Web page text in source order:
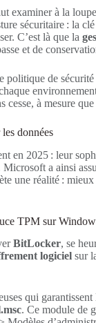
examiner à la
sécuritaire : la
C’est là que la
et de
politique de
à mesure
données
en 2025 : leur
a ainsi
une réalité :
TPM sur
BitLocker, se
logiciel sur
qui
. Ce module de